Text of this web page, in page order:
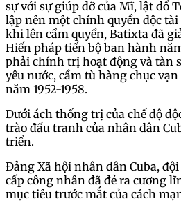
sự với sự giúp đỡ của Mĩ, lật đổ
lập nên một chính quyền độc tài
khi lên cầm quyền, Batixta đã
Hiến pháp tiến bộ ban hành
phải chính trị hoạt động và tàn
yêu nước, cầm tù hàng chục
năm 1952-1958.
Dưới ách thống trị của chế độ
trào đấu tranh của nhân dân
triển.
Đảng Xã hội nhân dân Cuba,
cấp công nhân đã đẻ ra cương
mục tiêu trước mắt của cách